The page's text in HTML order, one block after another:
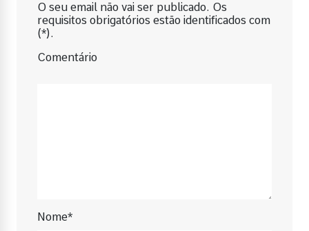
O seu email não vai ser publicado. Os
requisitos obrigatórios estão identificados com
(*).
Comentário
Nome*